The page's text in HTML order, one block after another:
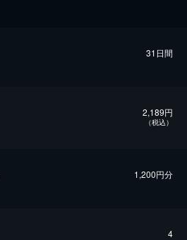
31日間
2,189円
（税込）
1,200円分
4